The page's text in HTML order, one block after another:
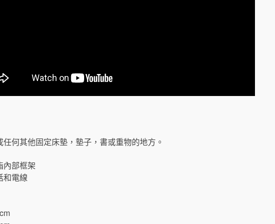
何其他固定床墊，墊子，書或重物的地方。
內部框架
和電線